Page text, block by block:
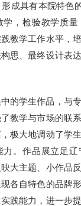
成具有本院特色
学，检验教学质
教学工作水平，
思、最终设计表
的学生作品，与
教学与市场的联
极大地调动了学
力。作品展立足
大主题、小作品
各自特色的品牌
践能力，进一步